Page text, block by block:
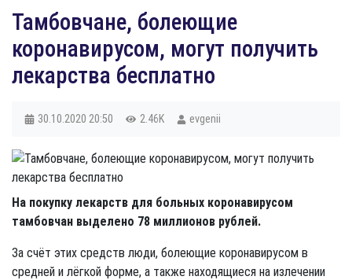
Тамбовчане, болеющие
коронавирусом, могут получить
лекарства бесплатно
30.10.2020 20:50 2.46K evgenii
На покупку лекарств для больных коронавирусом
тамбовчан выделено 78 миллионов рублей.
За счёт этих средств люди, болеющие коронавирусом в
средней и лёгкой форме, а также находящиеся на излечении